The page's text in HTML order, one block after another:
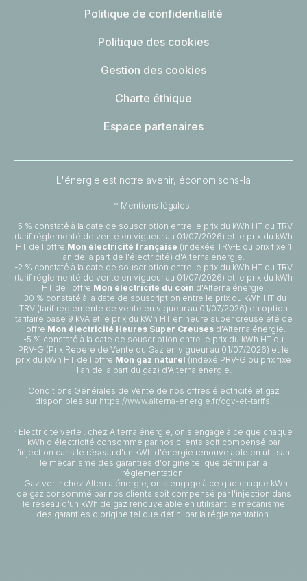
Politique de confidentialité
Politique des cookies
Gestion des cookies
Charte éthique
Espace partenaires
L'énergie est notre avenir, économisons-la
* Mentions légales :
-5 % constaté à la date de souscription entre le prix du kWh HT du TRV
(tarif réglementé de vente en vigueur au 01/07/2026) et le prix du kWh
HT de l'offre Mon électricité française (indexée TRV-E ou prix fixe 1
an de la part de l'électricité) d'Alterna énergie.
-2 % constaté à la date de souscription entre le prix du kWh HT du TRV
(tarif réglementé de vente en vigueur au 01/07/2026) et le prix du kWh
HT de l'offre Mon électricité du coin d'Alterna énergie.
-30 % constaté à la date de souscription entre le prix du kWh HT du
TRV (tarif réglementé de vente en vigueur au 01/07/2026) en option
tarifaire base 9 kVA et le prix du kWh HT en heure super creuse été de
l'offre Mon électricité Heures Super Creusesd'Alterna énergie.
-5 % constaté à la date de souscription entre le prix du kWh HT du
PRV-G (Prix Repère de Vente du Gaz en vigueur au 01/07/2026) et le
prix du kWh HT de l'offre Mon gaz naturel (indexé PRV-G ou prix fixe
1 an de la part du gaz) d'Alterna énergie.
Conditions Générales de Vente de nos offres électricité et gaz
disponibles sur https://www.alterna-energie.fr/cgv-et-tarifs.
· Électricité verte : chez Alterna énergie, on s'engage à ce que chaque
kWh d'électricité consommé par nos clients soit compensé par
l'injection dans le réseau d'un kWh d'énergie renouvelable en utilisant
le mécanisme des garanties d'origine tel que défini par la
réglementation.
· Gaz vert : chez Alterna énergie, on s'engage à ce que chaque kWh
de gaz consommé par nos clients soit compensé par l'injection dans
le réseau d'un kWh de gaz renouvelable en utilisant le mécanisme
des garanties d'origine tel que défini par la réglementation.